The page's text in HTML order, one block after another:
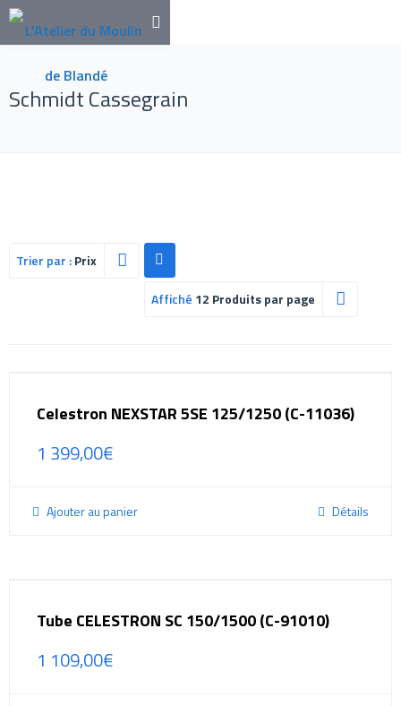
Schmidt Cassegrain
Trier par :Prix
Affiché 12 Produits par page
Celestron NEXSTAR 5SE 125/1250 (C-11036)
1 399,00€
Ajouter au panier Détails
Tube CELESTRON SC 150/1500 (C-91010)
1 109,00€